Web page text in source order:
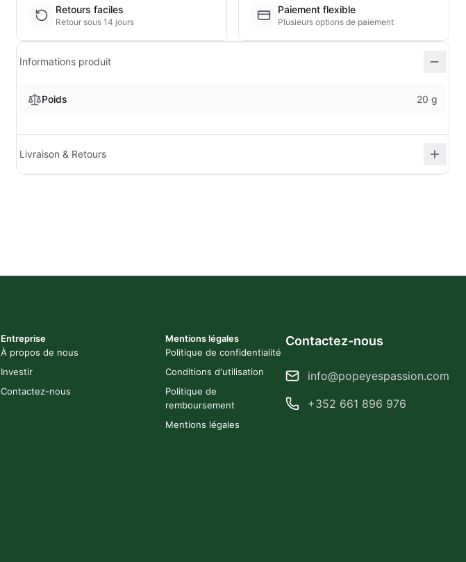
Retours faciles
Retour sous 14 jours
Paiement flexible
Plusieurs options de paiement
Informations produit
Poids 20 g
Livraison & Retours
Entreprise
À propos de nous
Investir
Contactez-nous
Mentions légales
Politique de confidentialité
Conditions d'utilisation
Politique de
remboursement
Mentions légales
Contactez-nous
info@popeyespassion.com
+352 661 896 976